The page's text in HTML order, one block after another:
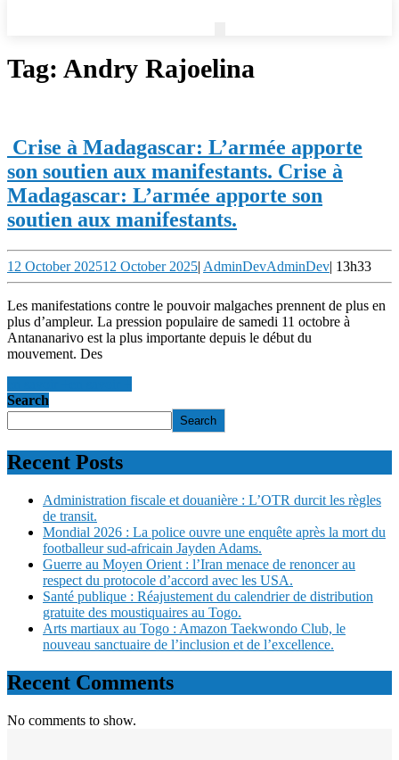
Tag: Andry Rajoelina
Crise à Madagascar: L’armée apporte
son soutien aux manifestants. Crise à
Madagascar: L’armée apporte son
soutien aux manifestants.
12 October 202512 October 2025| AdminDevAdminDev| 13h33
Les manifestations contre le pouvoir malgaches prennent de plus en
plus d’ampleur. La pression populaire de samedi 11 octobre à
Antananarivo est la plus importante depuis le début du
mouvement. Des
Search
Search
Recent Posts
Administration fiscale et douanière : L’OTR durcit les règles
de transit.
Mondial 2026 : La police ouvre une enquête après la mort du
footballeur sud-africain Jayden Adams.
Guerre au Moyen Orient : l’Iran menace de renoncer au
respect du protocole d’accord avec les USA.
Santé publique : Réajustement du calendrier de distribution
gratuite des moustiquaires au Togo.
Arts martiaux au Togo : Amazon Taekwondo Club, le
nouveau sanctuaire de l’inclusion et de l’excellence.
Recent Comments
No comments to show.